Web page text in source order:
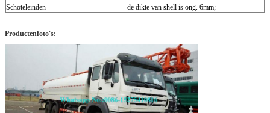
Schoteleinden
de dikte van shell is ong. 6mm;
Productenfoto's: